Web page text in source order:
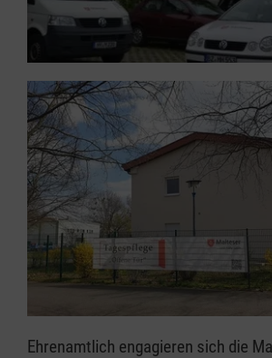
Ehrenamtlich engagieren sich die